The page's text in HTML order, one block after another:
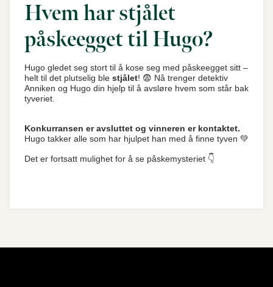
Hvem har stjålet
påskeegget til Hugo?
Hugo gledet seg stort til å kose seg med påskeegget sitt –
helt til det plutselig ble stjålet! 😨 Nå trenger detektiv
Anniken og Hugo din hjelp til å avsløre hvem som står bak
tyveriet.
Konkurransen er avsluttet og vinneren er kontaktet.
Hugo takker alle som har hjulpet han med å finne tyven 💚
Det er fortsatt mulighet for å se påskemysteriet 👇